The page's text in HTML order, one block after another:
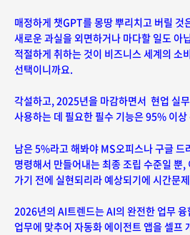
매정하게 챗GPT를 몽땅 뿌리치고 버릴 것
새로운 과실을 외면하거나 마다할 일도 아
적절하게 취하는 것이 비즈니스 세계의 소
선택이니까요.
각설하고, 2025년을 마감하면서 현업 실
사용하는 데 필요한 필수 기능은 95% 이
남은 5%라고 해봐야 MS오피스나 구글 드
명령해서 만들어내는 최종 조립 수준일 뿐
가기 전에 실현되리라 예상되기에 시간문
2026년의 AI트렌드는 AI의 완전한 업무
업무에 맞추어 자동화 에이전트 앱을 셀프